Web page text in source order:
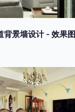
背景墙设计 - 效果图